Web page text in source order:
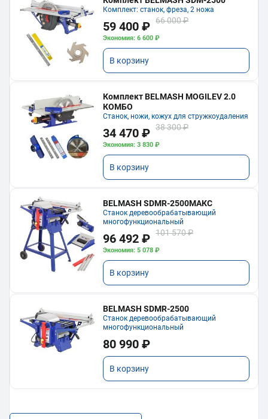
Комплект: станок, фреза, 2 ножа
59 400 ₽ 66 000 ₽
Экономия: 6 600 ₽
В корзину
Комплект BELMASH MOGILEV 2.0
КОМБО
Станок, ножи, кожух для стружкоудаления
34 470 ₽ 38 300 ₽
Экономия: 3 830 ₽
В корзину
BELMASH SDMR-2500МАКС
Станок деревообрабатывающий
многофункциональный
96 492 ₽ 101 570 ₽
Экономия: 5 078 ₽
В корзину
BELMASH SDMR-2500
Станок деревообрабатывающий
многофункциональный
80 990 ₽
В корзину